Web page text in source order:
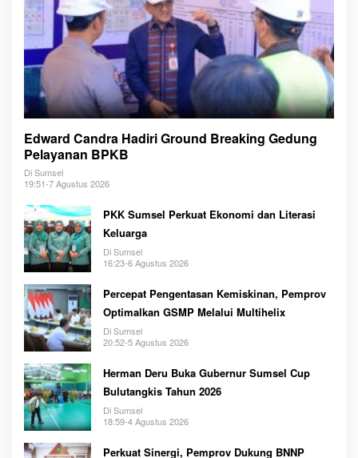
Edward Candra Hadiri Ground Breaking Gedung
Pelayanan BPKB
Di Sumsel
19:51-7 Agustus 2026
PKK Sumsel Perkuat Ekonomi dan Literasi
Keluarga
Di Sumsel
16:23-6 Agustus 2026
Percepat Pengentasan Kemiskinan, Pemprov
Optimalkan GSMP Melalui Multihelix
Di Sumsel
20:52-5 Agustus 2026
Herman Deru Buka Gubernur Sumsel Cup
Bulutangkis Tahun 2026
Di Sumsel
18:59-4 Agustus 2026
Perkuat Sinergi, Pemprov Dukung BNNP